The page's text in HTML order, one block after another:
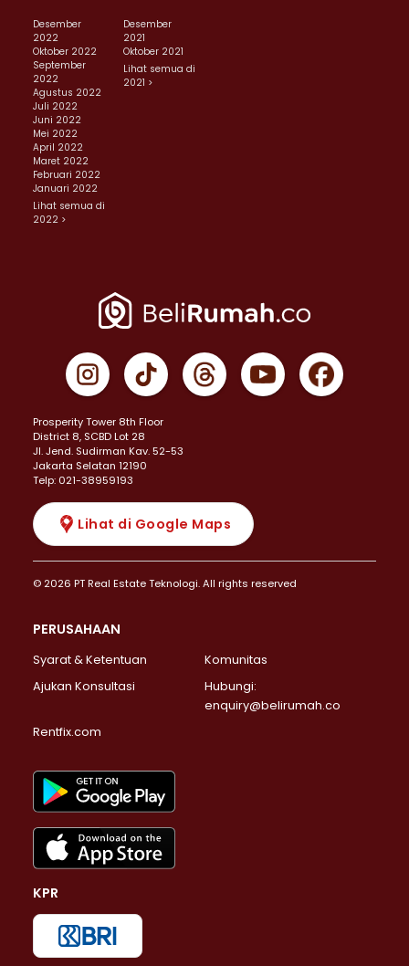
Desember
2022
Oktober 2022
September
2022
Agustus 2022
Juli 2022
Juni 2022
Mei 2022
April 2022
Maret 2022
Februari 2022
Januari 2022
Lihat semua di
2022 >
Desember
2021
Oktober 2021
Lihat semua di
2021 >
Prosperity Tower 8th Floor
District 8, SCBD Lot 28
JI. Jend. Sudirman Kav. 52-53
Jakarta Selatan 12190
Telp: 021-38959193
Lihat di Google Maps
© 2026 PT Real Estate Teknologi. All rights reserved
PERUSAHAAN
Syarat & Ketentuan
Komunitas
Ajukan Konsultasi
Hubungi:
enquiry@belirumah.co
Rentfix.com
KPR